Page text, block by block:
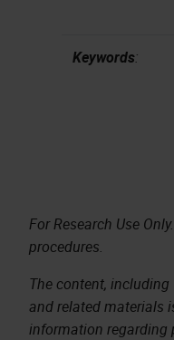
Keywords:
For Research Use
procedures.
The content,
and related materials
information regarding